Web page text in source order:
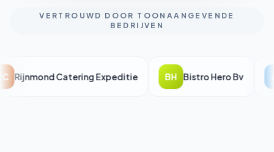
VERTROUWD DOOR TOONAANGEVENDE
BEDRIJVEN
Rijnmond Catering Expeditie BH Bistro Hero Bv